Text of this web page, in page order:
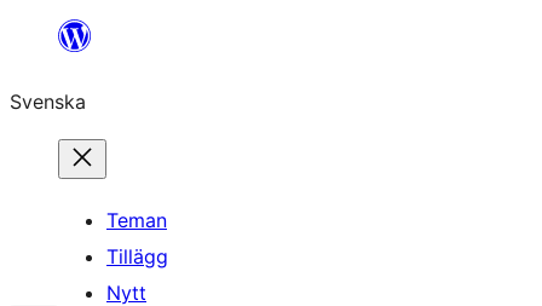
Hoppa
innehåll
Svenska
Teman
Tillägg
Nytt